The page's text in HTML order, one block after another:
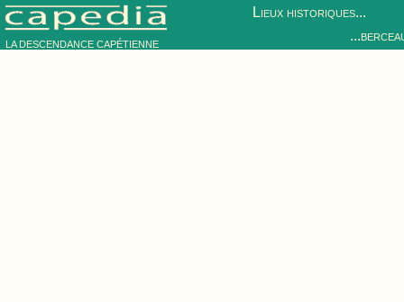
LA DESCENDANCE CAPÉTIENNE
Lieux historiques...